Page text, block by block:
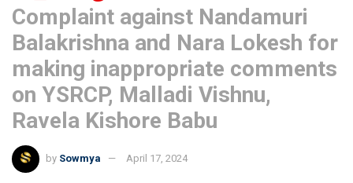
Complaint against Nandamuri
Balakrishna and Nara Lokesh for
making inappropriate comments
on YSRCP, Malladi Vishnu,
Ravela Kishore Babu
by Sowmya April 17, 2024